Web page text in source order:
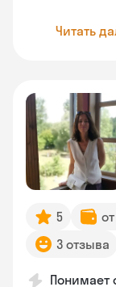
Читать
5
3 отзыва
Понимает